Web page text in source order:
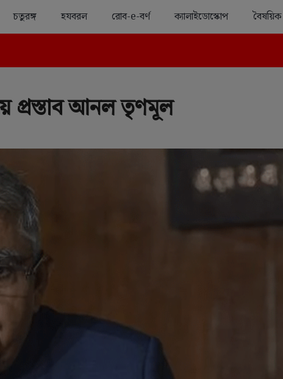
চতুরঙ্গ হযবরল রোব-e-বর্ণ ক্যালাইডোস্কোপ বৈষয়িক
প্রস্তাব আনল তৃণমূল